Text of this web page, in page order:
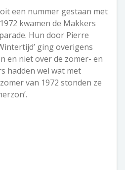
een nummer gestaan met
kwamen de Makkers
Hun door Pierre
ging overigens
en niet over de zomer- en
hadden wel wat met
van 1972 stonden ze